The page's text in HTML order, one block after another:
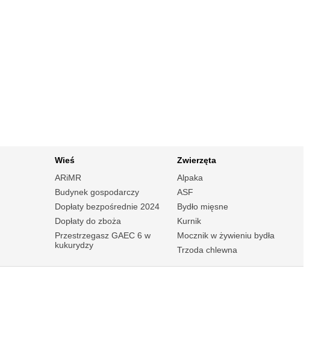
Wieś
ARiMR
Budynek gospodarczy
Dopłaty bezpośrednie 2024
Dopłaty do zboża
Przestrzegasz GAEC 6 w
kukurydzy
Zwierzęta
Alpaka
ASF
Bydło mięsne
Kurnik
Mocznik w żywieniu bydła
Trzoda chlewna